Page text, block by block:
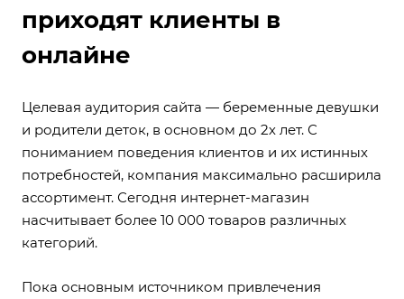
приходят клиенты в
онлайне
Целевая аудитория сайта — беременные девушки
и родители деток, в основном до 2х лет. С
пониманием поведения клиентов и их истинных
потребностей, компания максимально расширила
ассортимент. Сегодня интернет-магазин
насчитывает более 10 000 товаров различных
категорий.
Пока основным источником привлечения